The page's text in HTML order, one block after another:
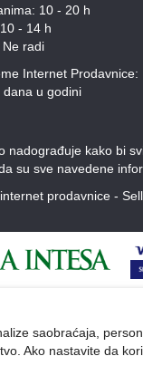
10 - 20 h
- 14 h
Ne radi
Internet Prodavnice:
dana u godini
kako bi
su sve navedene
prodavnice -
saobraćaja,
Ako nastavite da